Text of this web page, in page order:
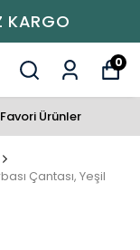
KARGO
0
Favori Ürünler
Çantası, Yeşil